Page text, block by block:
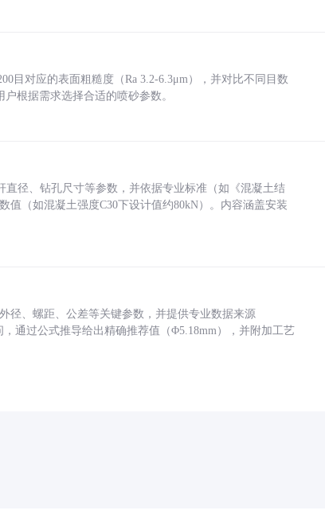
目对应的表面粗糙度（Ra 3.2-6.3μm），并对比不同目数
根据需求选择合适的喷砂参数。
径、钻孔尺寸等参数，并依据专业标准（如《混凝土结
值（如混凝土强度C30下设计值约80kN）。内容涵盖安装
径、螺距、公差等关键参数，并提供专业数据来源
，通过公式推导给出精确推荐值（Φ5.18mm），并附加工艺